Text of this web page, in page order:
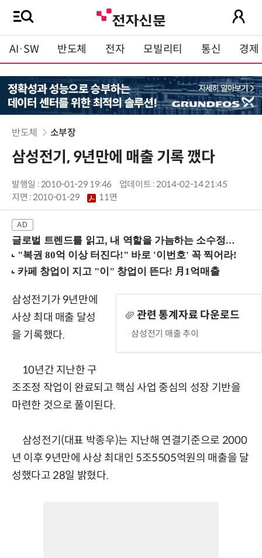
AI·SW 반도체 전자 모빌리티 통신 경제
반도체 소부장
삼성전기, 9년만에 매출 기록 깼다
발행일 : 2010-01-29 19:46
업데이트 : 2014-02-14 21:45
지면 :2010-01-29 11면
글로벌 트렌드를 읽고, 내 역할을 가늠하는 소수정예 실습 워크숍 (8/28 신논현역)
관련 통계자료 다운로드
삼성전기 매출 추이
삼성전기가 9년만에
사상 최대 매출 달성
을 기록했다.
10년간 지난한 구
조조정 작업이 완료되고 핵심 사업 중심의 성장 기반을
마련한 것으로 풀이된다.
삼성전기(대표 박종우)는 지난해 연결기준으로 2000
년 이후 9년만에 사상 최대인 5조5505억원의 매출을 달
성했다고 28일 밝혔다.